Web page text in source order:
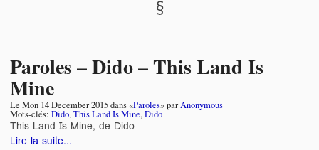
Paroles – Dido – This Land Is
Mine
Le Mon 14 December 2015dans «Paroles» parAnonymous
Mots-clés: Dido,This Land Is Mine,Dido
This Land Is Mine, de Dido
Lire la suite...